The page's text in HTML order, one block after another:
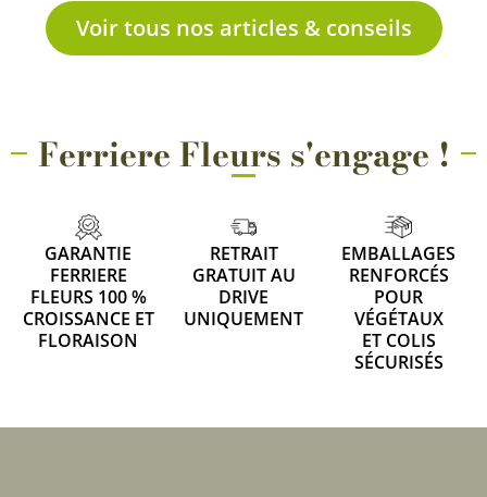
Voir tous nos articles & conseils
Ferriere Fleurs s'engage !
GARANTIE
FERRIERE
FLEURS 100 %
CROISSANCE ET
FLORAISON
RETRAIT
GRATUIT AU
DRIVE
UNIQUEMENT
EMBALLAGES
RENFORCÉS
POUR
VÉGÉTAUX
ET COLIS
SÉCURISÉS